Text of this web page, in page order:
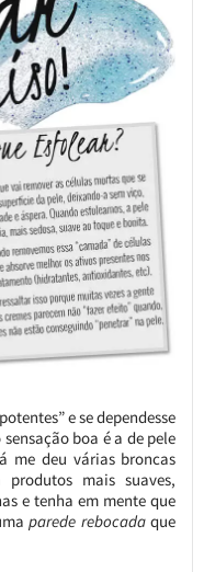
e se dependesse
boa é a de pele
me deu várias broncas
mais suaves,
e tenha em mente que
parede rebocadaque